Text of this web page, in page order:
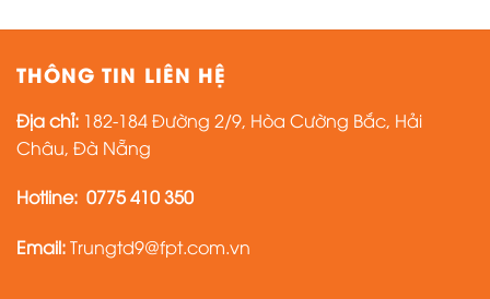
THÔNG TIN LIÊN HỆ
Địa chỉ: 182-184 Đường 2/9, Hòa Cường Bắc, Hải
Châu, Đà Nẵng
Hotline: 0775 410 350
Email:Trungtd9@fpt.com.vn